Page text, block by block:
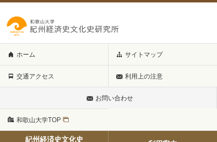
ホーム サイトマップ
交通アクセス 利用上の注意
お問い合わせ
和歌山大学TOP
紀州経済史文化史